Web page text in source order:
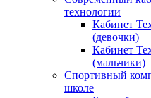
технологии
Кабинет
(девочки)
Кабинет
(мальчики)
Спортивный
школе